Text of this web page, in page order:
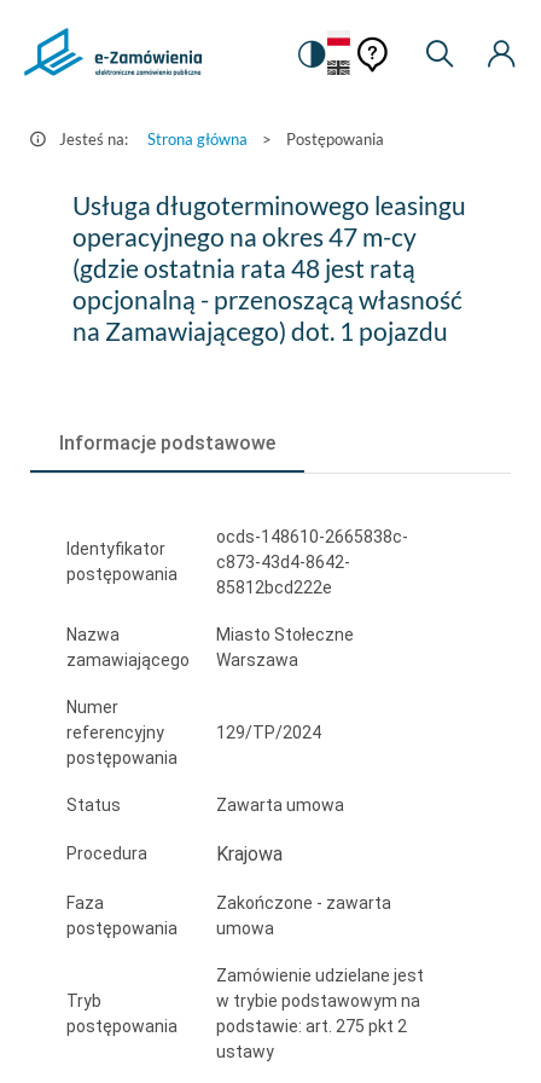
Postępowania
Zamówienia.gov.pl
Zmiana
na
kontrastową
Pomoc
kontekstowa
Pomoc
Moje
Jesteś na: Strona główna > Postępowania
Usługa
długoterminowego
leasingu
operacyjnego
47
m-
(gdzie
rata
48
jest
opcjonalną
przenoszącą
własność
Zamawiającego)
Usługa długoterminowego leasingu
operacyjnego na okres 47 m-cy
(gdzie ostatnia rata 48 jest ratą
opcjonalną - przenoszącą własność
na Zamawiającego) dot. 1 pojazdu
Informacje podstawowe
Identyfikator
postępowania
ocds-148610-2665838c-
c873-43d4-8642-
85812bcd222e
Nazwa
zamawiającego
Miasto Stołeczne
Warszawa
Numer
referencyjny
postępowania
129/TP/2024
Status Zawarta umowa
Procedura Krajowa
Faza
postępowania
Zakończone - zawarta
umowa
Tryb
postępowania
Zamówienie udzielane jest
w trybie podstawowym na
podstawie: art. 275 pkt 2
ustawy